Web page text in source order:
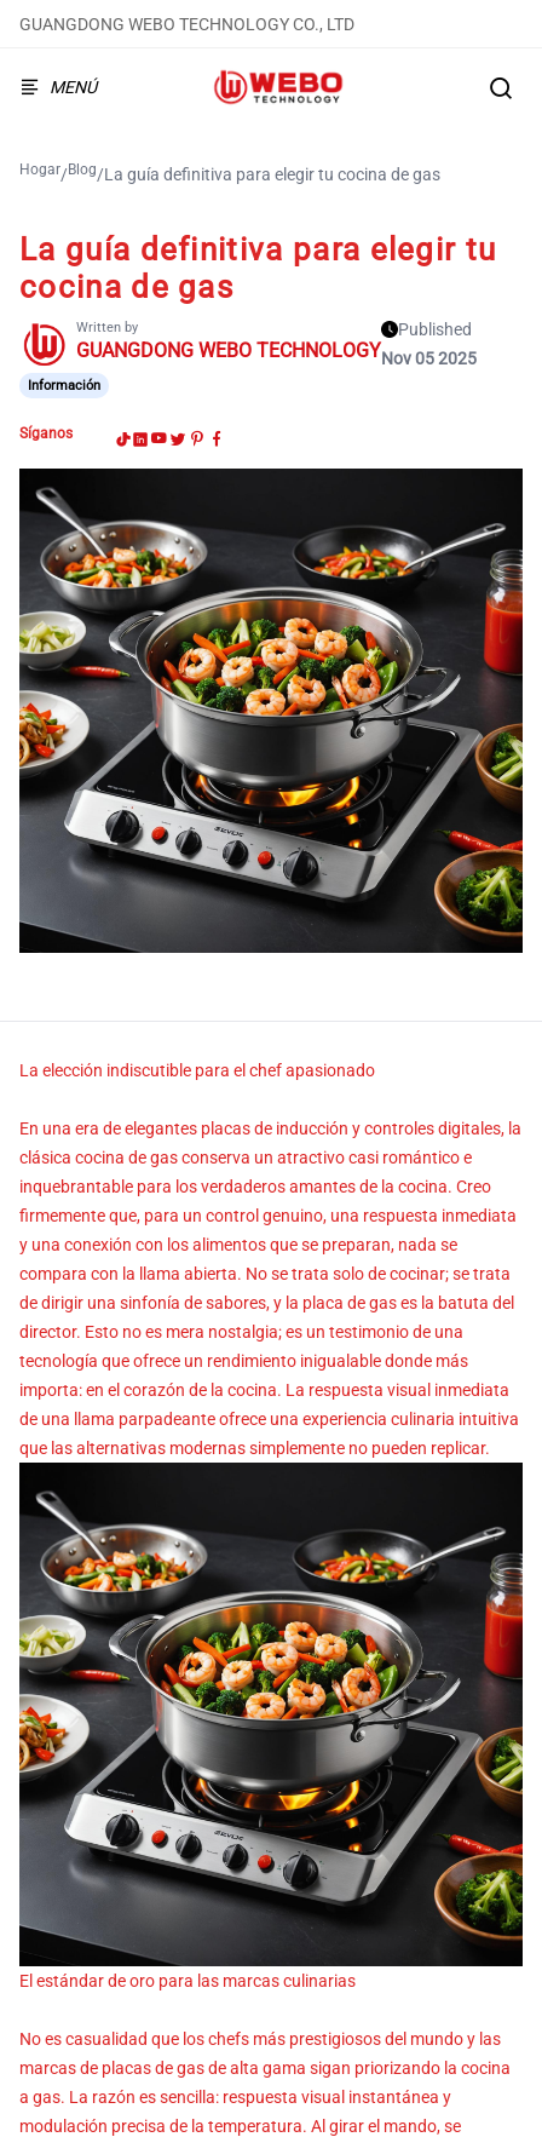
GUANGDONG WEBO TECHNOLOGY CO., LTD
MENÚ
Hogar/Blog/La guía definitiva para elegir tu cocina de gas
La guía definitiva para elegir tu
cocina de gas
Written by
GUANGDONG WEBO TECHNOLOGY
Published
Nov 05 2025
Información
Síganos
La elección indiscutible para el chef apasionado
En una era de elegantes placas de inducción y controles digitales, la
clásica cocina de gas conserva un atractivo casi romántico e
inquebrantable para los verdaderos amantes de la cocina. Creo
firmemente que, para un control genuino, una respuesta inmediata
y una conexión con los alimentos que se preparan, nada se
compara con la llama abierta. No se trata solo de cocinar; se trata
de dirigir una sinfonía de sabores, y la placa de gas es la batuta del
director. Esto no es mera nostalgia; es un testimonio de una
tecnología que ofrece un rendimiento inigualable donde más
importa: en el corazón de la cocina. La respuesta visual inmediata
de una llama parpadeante ofrece una experiencia culinaria intuitiva
que las alternativas modernas simplemente no pueden replicar.
El estándar de oro para las marcas culinarias
No es casualidad que los chefs más prestigiosos del mundo y las
marcas de placas de gas de alta gama sigan priorizando la cocina
a gas. La razón es sencilla: respuesta visual instantánea y
modulación precisa de la temperatura. Al girar el mando, se